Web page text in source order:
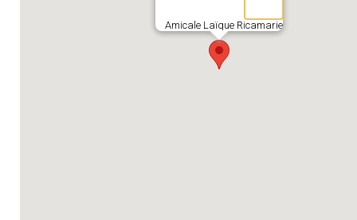
Amicale Laïque Ricamarie